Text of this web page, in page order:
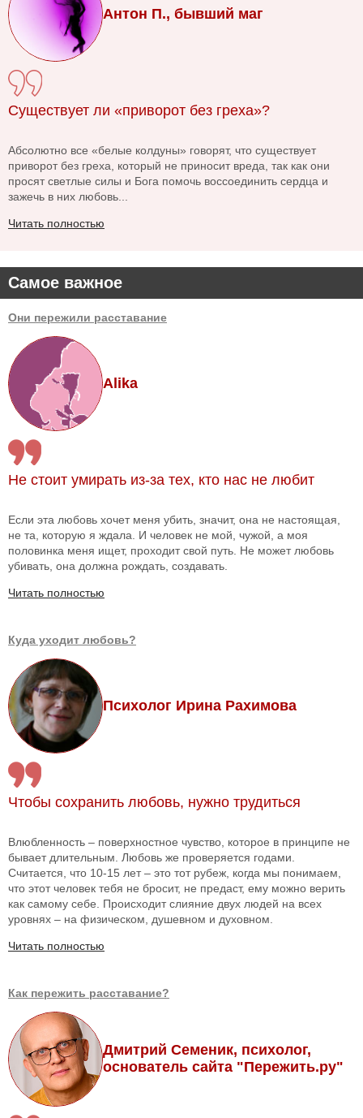
Самое важное
Они пережили расставание
Alika
Не стоит умирать из-за тех, кто нас не любит
Если эта любовь хочет меня убить, значит, она не настоящая,
не та, которую я ждала. И человек не мой, чужой, а моя
половинка меня ищет, проходит свой путь. Не может любовь
убивать, она должна рождать, создавать.
Читать полностью
Куда уходит любовь?
Психолог Ирина Рахимова
Чтобы сохранить любовь, нужно трудиться
Влюбленность – поверхностное чувство, которое в принципе не
бывает длительным. Любовь же проверяется годами.
Считается, что 10-15 лет – это тот рубеж, когда мы понимаем,
что этот человек тебя не бросит, не предаст, ему можно верить
как самому себе. Происходит слияние двух людей на всех
уровнях – на физическом, душевном и духовном.
Читать полностью
Как пережить расставание?
Дмитрий Семеник, психолог,
основатель сайта "Пережить.ру"
Антон П., бывший маг
Существует ли «приворот без греха»?
Абсолютно все «белые колдуны» говорят, что существует
приворот без греха, который не приносит вреда, так как они
просят светлые силы и Бога помочь воссоединить сердца и
зажечь в них любовь...
Читать полностью